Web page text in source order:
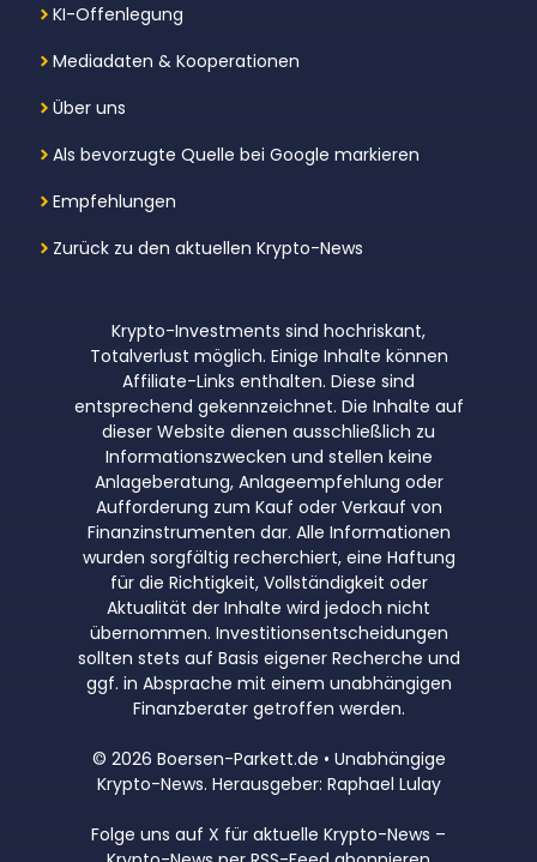
KI-Offenlegung
Mediadaten & Kooperationen
Über uns
Als bevorzugte Quelle bei Google markieren
Empfehlungen
Zurück zu den aktuellen Krypto-News
Krypto-Investments sind hochriskant,
Totalverlust möglich. Einige Inhalte können
Affiliate-Links enthalten. Diese sind
entsprechend gekennzeichnet. Die Inhalte auf
dieser Website dienen ausschließlich zu
Informationszwecken und stellen keine
Anlageberatung, Anlageempfehlung oder
Aufforderung zum Kauf oder Verkauf von
Finanzinstrumenten dar. Alle Informationen
wurden sorgfältig recherchiert, eine Haftung
für die Richtigkeit, Vollständigkeit oder
Aktualität der Inhalte wird jedoch nicht
übernommen. Investitionsentscheidungen
sollten stets auf Basis eigener Recherche und
ggf. in Absprache mit einem unabhängigen
Finanzberater getroffen werden.
© 2026 Boersen-Parkett.de • Unabhängige
Krypto-News. Herausgeber: Raphael Lulay
Folge uns auf X für aktuelle Krypto-News –